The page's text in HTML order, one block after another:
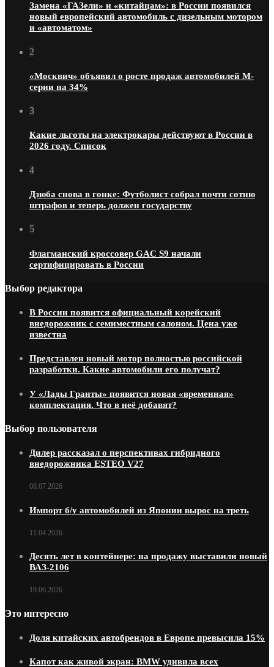
Замена «ГАЗели» и «китайцам»: в России появился
новый европейский автомобиль с дизельным мотором
и «автоматом»
2
«Москвич» объявил о росте продаж автомобилей М-
серии на 34%
3
Какие льготы на электрокары действуют в России в
2026 году. Список
4
Дзюба снова в гонке: Футболист собрал почти сотню
штрафов и теперь должен государству
5
Флагманский кроссовер GAC S9 начали
сертифицировать в России
Выбор редактора
В России появится официальный корейский
внедорожник с семиместным салоном. Цена уже
известна
Представлен новый мотор полностью российской
разработки. Какие автомобили его получат?
У «Лады Гранты» появится новая «временная»
комплектация. Что в неё добавят?
Выбор пользователя
Дилер рассказал о перспективах гибридного
внедорожника ESTEO V27
08.07.2026
Импорт б/у автомобилей из Японии вырос на треть
11.04.2026
Десять лет в контейнере: на продажу выставили новый
ВАЗ-2106
19.06.2026
Это интересно
Доля китайских автобрендов в Европе превысила 15%
Капот как живой экран: BMW удивила всех